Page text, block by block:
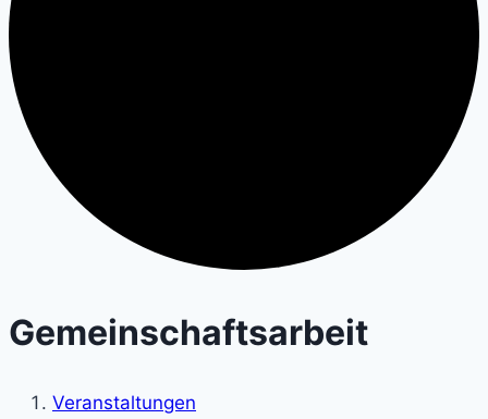
Gemeinschaftsarbeit
Veranstaltungen